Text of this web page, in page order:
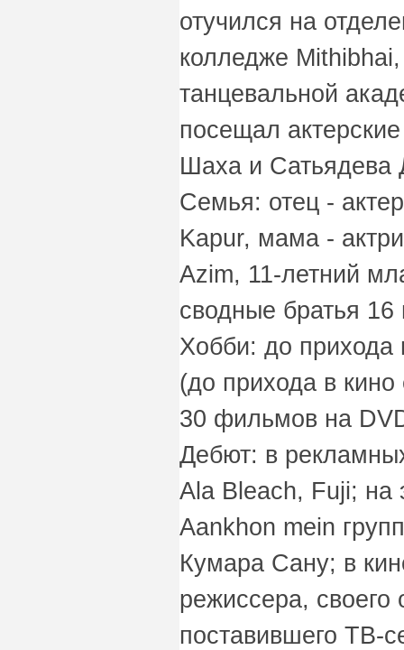
отучился на
колледже
танцевальной
посещал
Шаха и Сатьядева
Семья: отец -
Kapur, мама -
Azim, 11-летний
сводные братья 16
Хобби: до прихода
(до прихода в
30 фильмов на
Дебют: в
Ala Bleach, Fuji; на
Aankhon mein
Кумара Сану; в
режиссера,
поставившего ТВ-